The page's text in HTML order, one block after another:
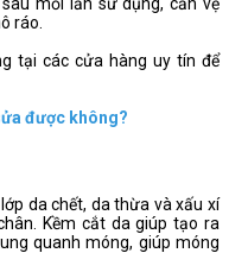
mỗi lần sử dụng, cần vệ
ráo.
tại các cửa hàng uy tín để
được không?
da chết, da thừa và xấu xí
Kềm cắt da giúp tạo ra
quanh móng, giúp móng